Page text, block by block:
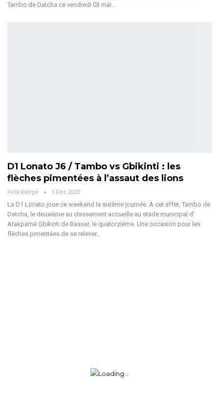
Tambo de Datcha ce vendredi 03 mai
D1 Lonato J6 / Tambo vs Gbikinti : les
flèches pimentées à l’assaut des lions
Felix Kalepe 1 Déc 2023
La D1 Lonato joue ce weekend la sixième journée. À cet effet, Tambo de
Datcha, le deuxième au classement accueille au stade municipal d'
Atakpamé Gbikinti de Bassar, le quatorzième. Une occasion pour les
flèches pimentées de se relever…